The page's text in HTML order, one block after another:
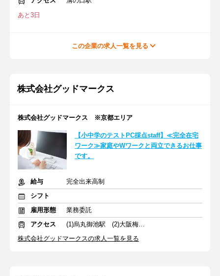
あと3日
この企業の求人一覧を見る
株式会社グッドマークス
株式会社グッドマークス ※京都エリア
【小中学のテストPC採点staff】≪完全在宅
ワーク≫家庭やWワークと両立できるお仕事
です。
給与
完全出来高制
シフト
雇用形態
業務委託
アクセス
(1)烏丸御池駅 (2)大阪梅田駅
株式会社グッドマークスの求人一覧を見る